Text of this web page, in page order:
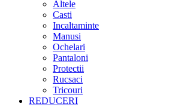
Altele
Casti
Incaltaminte
Manusi
Ochelari
Pantaloni
Protectii
Rucsaci
Tricouri
REDUCERI